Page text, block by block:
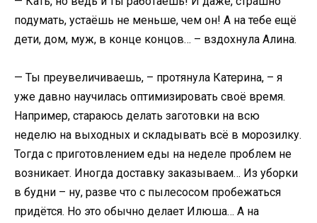
подумать, устаёшь не меньше, чем он! А на тебе ещё
дети, дом, муж, в конце концов… – вздохнула Алина.
— Ты преувеличиваешь, – протянула Катерина, – я
уже давно научилась оптимизировать своё время.
Например, стараюсь делать заготовки на всю
неделю на выходных и складывать всё в морозилку.
Тогда с приготовлением еды на неделе проблем не
возникает. Иногда доставку заказываем… Из уборки
в будни – ну, разве что с пылесосом пробежаться
придётся. Но это обычно делает Илюша… А на